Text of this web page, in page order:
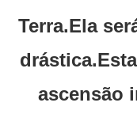
Terra.Ela
ascensão